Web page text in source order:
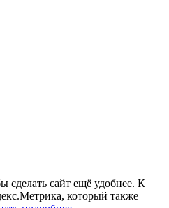
сделать сайт ещё удобнее. К
который также